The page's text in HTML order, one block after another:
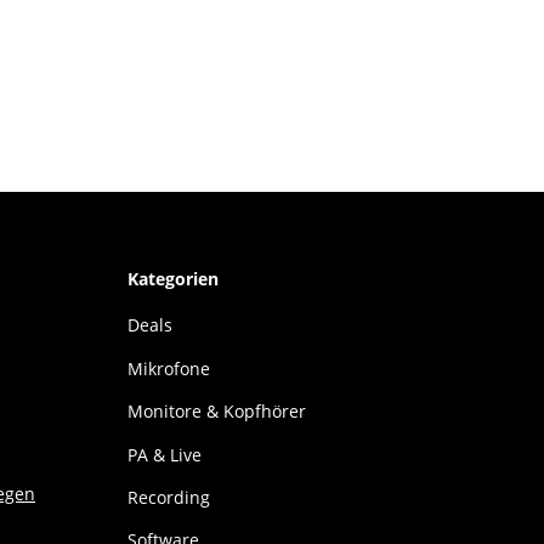
Kategorien
Deals
Mikrofone
Monitore & Kopfhörer
PA & Live
Recording